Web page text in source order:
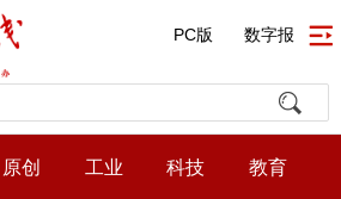
PC版 数字报
原创 工业 科技 教育